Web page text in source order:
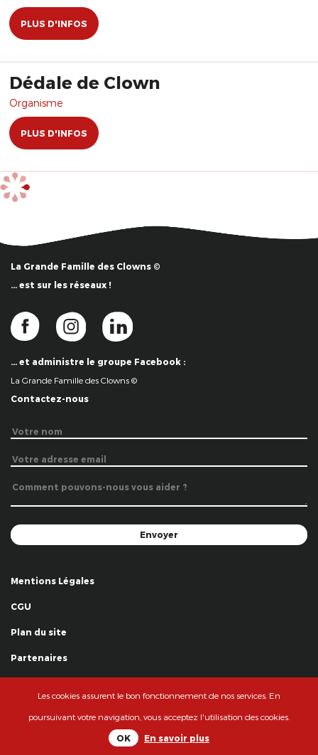
PLUS D'INFOS
Dédale de Clown
Organisme
PLUS D'INFOS
La Grande Famille des Clowns ©
… est sur les réseaux !
… et administre le groupe Facebook :
La Grande Famille des Clowns ©
Contactez-nous
Mentions Légales
CGU
Plan du site
Partenaires
© La Grande Famille des Clowns - 2018
Les cookies assurent le bon fonctionnement de nos services. En
poursuivant votre navigation, vous acceptez l'utilisation des cookies.
OK En savoir plus